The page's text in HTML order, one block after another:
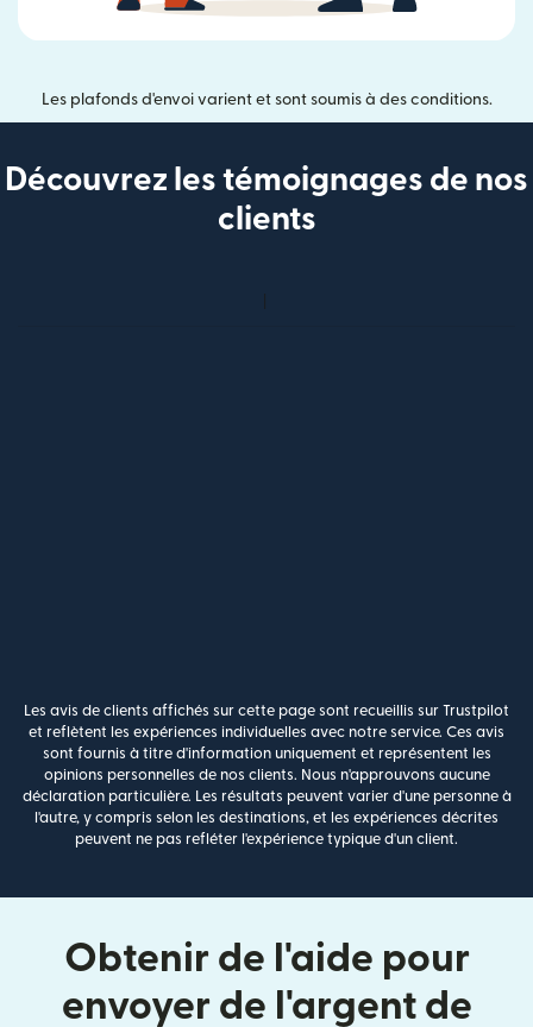
Les plafonds d'envoi varient et sont soumis à des conditions.
Découvrez les témoignages de nos
clients
Les avis de clients affichés sur cette page sont recueillis sur Trustpilot
et reflètent les expériences individuelles avec notre service. Ces avis
sont fournis à titre d'information uniquement et représentent les
opinions personnelles de nos clients. Nous n'approuvons aucune
déclaration particulière. Les résultats peuvent varier d'une personne à
l'autre, y compris selon les destinations, et les expériences décrites
peuvent ne pas refléter l'expérience typique d'un client.
Obtenir de l'aide pour
envoyer de l'argent de